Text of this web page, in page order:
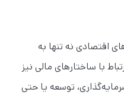
اقتصادی نه تنها به
با ساختارهای مالی نیز
توسعه یا حتی